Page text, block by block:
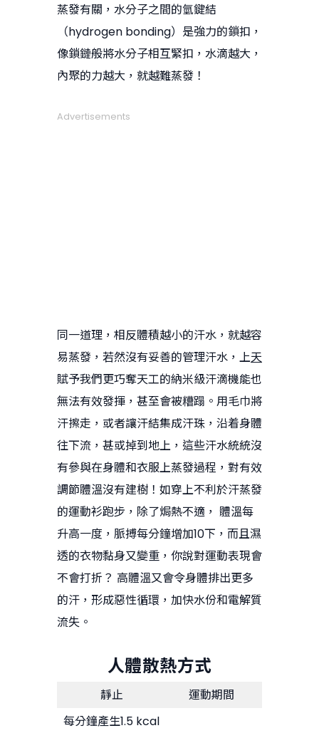
蒸發有關，水分子之間的氫鍵結
（hydrogen bonding）是強力的鎖扣，
像鎖鏈般將水分子相互緊扣，水滴越大，
內聚的力越大，就越難蒸發！
Advertisements
同一道理，相反體積越小的汗水，就越容
易蒸發，若然沒有妥善的管理汗水，上天
賦予我們更巧奪天工的納米級汗滴機能也
無法有效發揮，甚至會被糟蹋。用毛巾將
汗擦走，或者讓汗結集成汗珠，沿着身體
往下流，甚或掉到地上，這些汗水統統沒
有參與在身體和衣服上蒸發過程，對有效
調節體溫沒有建樹！如穿上不利於汗蒸發
的運動衫跑步，除了焗熱不適， 體溫每
升高一度，脈搏每分鐘增加10下，而且濕
透的衣物黏身又變重，你說對運動表現會
不會打折？ 高體溫又會令身體排出更多
的汗，形成惡性循環，加快水份和電解質
流失。
人體散熱方式
靜止
運動期間
每分鐘產生1.5 kcal